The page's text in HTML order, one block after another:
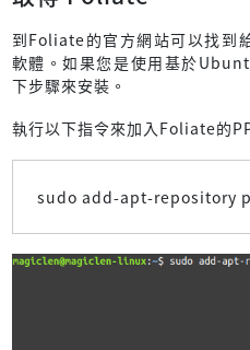
到Foliate的官方網站可以找
軟體。如果您是使用基於
下步驟來安裝。
執行以下指令來加入Foliate的
sudo add-apt-repository